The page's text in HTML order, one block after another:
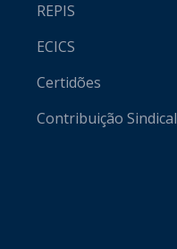
REPIS
ECICS
Certidões
Contribuição Sindical